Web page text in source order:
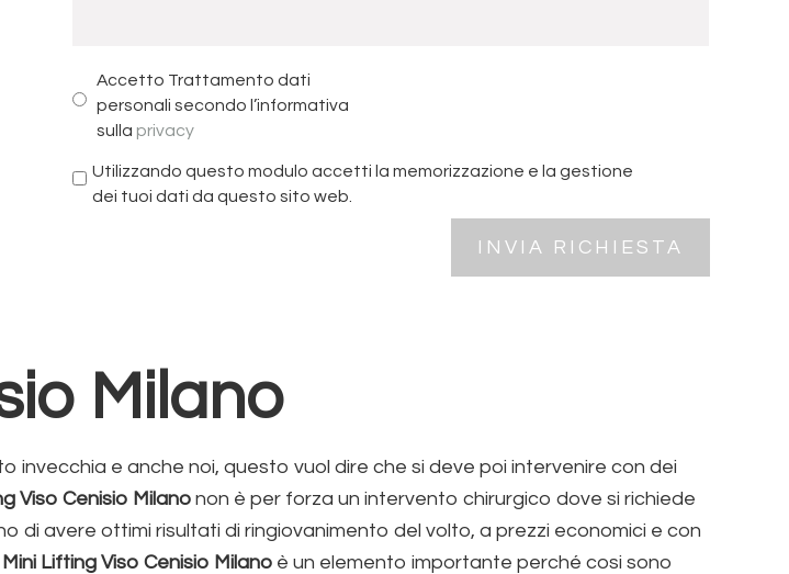
Accetto Trattamento dati
personali secondo l’informativa
sulla privacy
Utilizzando questo modulo accetti la memorizzazione e la gestione
dei tuoi dati da questo sito web.
Milano
invecchia e anche noi, questo vuol dire che si deve poi intervenire con dei
Viso Cenisio Milano non è per forza un intervento chirurgico dove si richiede
avere ottimi risultati di ringiovanimento del volto, a prezzi economici e con
Mini Lifting Viso Cenisio Milano è un elemento importante perché cosi sono